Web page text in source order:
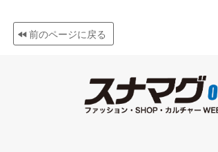
前のページに戻る